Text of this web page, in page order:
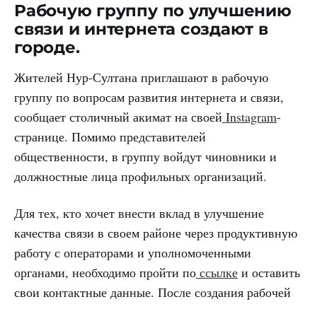
Рабочую группу по улучшению
связи и интернета создают в
городе.
Жителей Нур-Султана приглашают в рабочую
группу по вопросам развития интернета и связи,
сообщает столичный акимат на своей Instagram-
странице. Помимо представителей
общественности, в группу войдут чиновники и
должностные лица профильных организаций.
Для тех, кто хочет внести вклад в улучшение
качества связи в своем районе через продуктивную
работу с операторами и уполномоченными
органами, необходимо пройти по ссылке и оставить
свои контактные данные. После создания рабочей